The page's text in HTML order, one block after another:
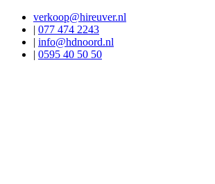
verkoop@hireuver.nl
| 077 474 2243
| info@hdnoord.nl
| 0595 40 50 50